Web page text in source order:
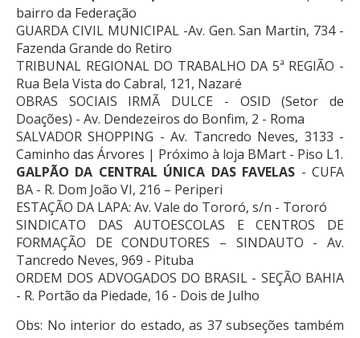
bairro da Federação
GUARDA CIVIL MUNICIPAL -Av. Gen. San Martin, 734 -
Fazenda Grande do Retiro
TRIBUNAL REGIONAL DO TRABALHO DA 5ª REGIÃO -
Rua Bela Vista do Cabral, 121, Nazaré
OBRAS SOCIAIS IRMÃ DULCE - OSID (Setor de
Doações) - Av. Dendezeiros do Bonfim, 2 - Roma
SALVADOR SHOPPING - Av. Tancredo Neves, 3133 -
Caminho das Árvores | Próximo à loja BMart - Piso L1.
GALPÃO DA CENTRAL ÚNICA DAS FAVELAS - CUFA
BA - R. Dom João VI, 216 – Periperi
ESTAÇÃO DA LAPA: Av. Vale do Tororó, s/n - Tororó
SINDICATO DAS AUTOESCOLAS E CENTROS DE
FORMAÇÃO DE CONDUTORES – SINDAUTO - Av.
Tancredo Neves, 969 - Pituba
ORDEM DOS ADVOGADOS DO BRASIL - SEÇÃO BAHIA
- R. Portão da Piedade, 16 - Dois de Julho
Obs: No interior do estado, as 37 subseções também